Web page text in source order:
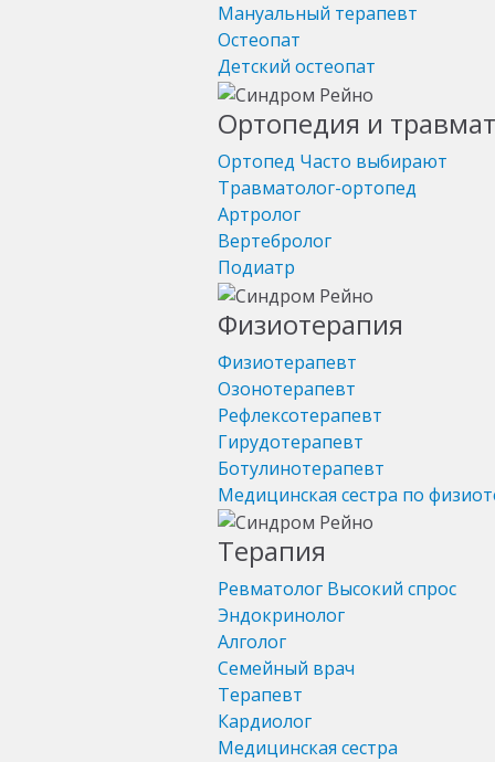
Мануальный терапевт
Остеопат
Детский остеопат
Ортопедия и
Ортопед Часто выбирают
Травматолог-ортопед
Артролог
Вертебролог
Подиатр
Физиотерапия
Физиотерапевт
Озонотерапевт
Рефлексотерапевт
Гирудотерапевт
Ботулинотерапевт
Медицинская сестра по
Терапия
Ревматолог Высокий спрос
Эндокринолог
Алголог
Семейный врач
Терапевт
Кардиолог
Медицинская сестра